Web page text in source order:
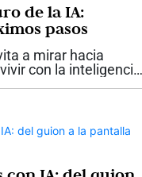
de la IA:
pasos
a mirar hacia
con la inteligencia